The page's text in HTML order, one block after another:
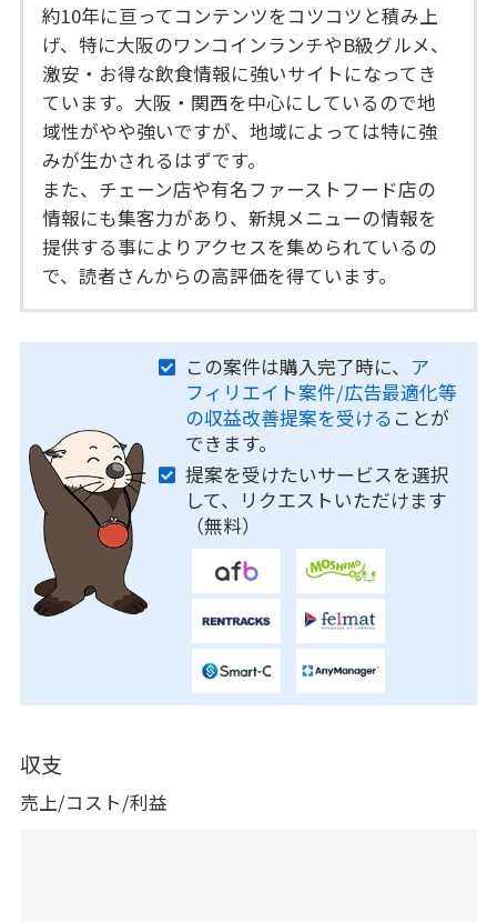
約10年に亘ってコンテンツをコツコツと積み上
げ、特に大阪のワンコインランチやB級グルメ、
激安・お得な飲食情報に強いサイトになってき
ています。大阪・関西を中心にしているので地
域性がやや強いですが、地域によっては特に強
みが生かされるはずです。
また、チェーン店や有名ファーストフード店の
情報にも集客力があり、新規メニューの情報を
提供する事によりアクセスを集められているの
で、読者さんからの高評価を得ています。
この案件は購入完了時に、 ア
フィリエイト案件/広告最適化等
の収益改善提案を受ける ことが
できます。
提案を受けたいサービスを選択
して、リクエストいただけます
（無料）
収支
売上/コスト/利益